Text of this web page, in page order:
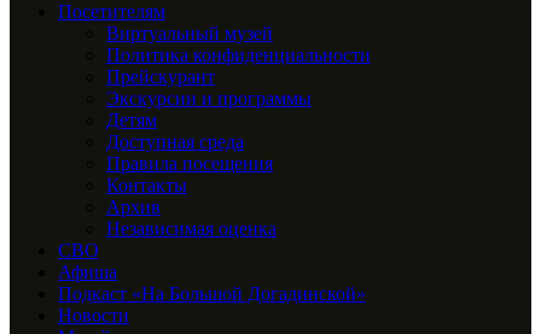
Посетителям
Виртуальный музей
Политика конфиденциальности
Прейскурант
Экскурсии и программы
Детям
Доступная среда
Правила посещения
Контакты
Архив
Независимая оценка
СВО
Афиша
Подкаст «На Большой Догадинской»
Новости